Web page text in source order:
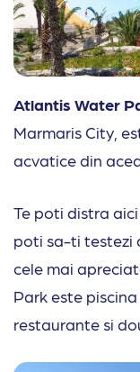
Atlantis Water
Marmaris City,
acvatice din
Te poti distra
poti sa-ti testezi
cele mai
Park este
restaurante si